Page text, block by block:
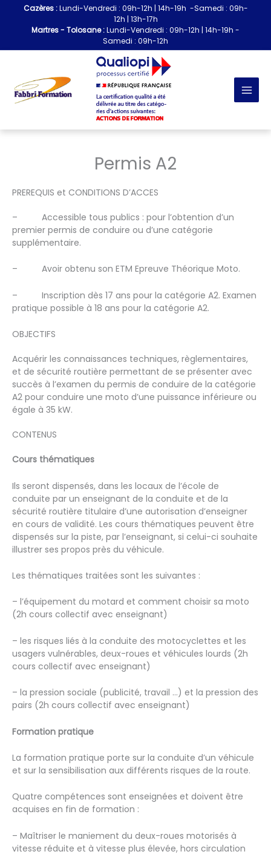
contenu
Cazères :Lundi-Vendredi : 09h-12h | 14h-19h -Samedi : 09h-
12h | 13h-17h
Martres - Tolosane :Lundi-Vendredi : 09h-12h | 14h-19h -
Samedi : 09h-12h
Permis A2
PREREQUIS et CONDITIONS D’ACCES
– Accessible tous publics : pour l’obtention d’un
premier permis de conduire ou d’une catégorie
supplémentaire.
– Avoir obtenu son ETM Epreuve Théorique Moto.
– Inscription dès 17 ans pour la catégorie A2. Examen
pratique possible à 18 ans pour la catégorie A2.
OBJECTIFS
Acquérir les connaissances techniques, règlementaires,
et de sécurité routière permettant de se présenter avec
succès à l’examen du permis de conduire de la catégorie
A2 pour conduire une moto d’une puissance inférieure ou
égale à 35 kW.
CONTENUS
Cours thématiques
Ils seront dispensés, dans les locaux de l’école de
conduite par un enseignant de la conduite et de la
sécurité routière titulaire d’une autorisation d’enseigner
en cours de validité. Les cours thématiques peuvent être
dispensés sur la piste, par l’enseignant, si celui-ci souhaite
illustrer ses propos près du véhicule.
Les thématiques traitées sont les suivantes :
– l’équipement du motard et comment choisir sa moto
(2h cours collectif avec enseignant)
– les risques liés à la conduite des motocyclettes et les
usagers vulnérables, deux-roues et véhicules lourds (2h
cours collectif avec enseignant)
– la pression sociale (publicité, travail …) et la pression des
pairs (2h cours collectif avec enseignant)
Formation pratique
La formation pratique porte sur la conduite d’un véhicule
et sur la sensibilisation aux différents risques de la route.
Quatre compétences sont enseignées et doivent être
acquises en fin de formation :
– Maîtriser le maniement du deux-roues motorisés à
vitesse réduite et à vitesse plus élevée, hors circulation